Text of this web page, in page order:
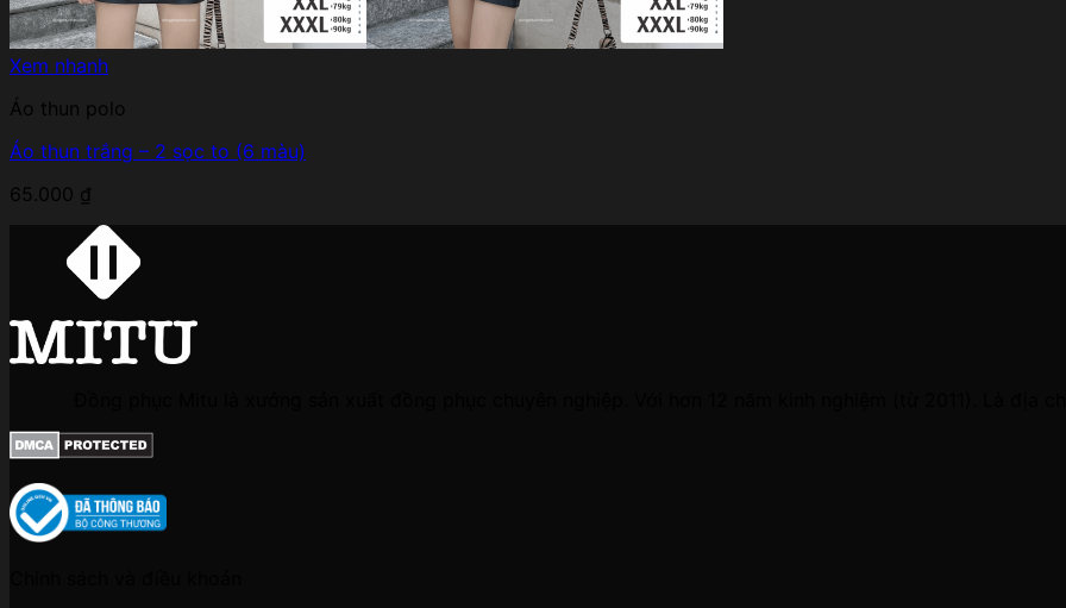
Xem nhanh
Áo thun polo
Áo thun trắng – 2 sọc to (6 màu)
65.000 ₫